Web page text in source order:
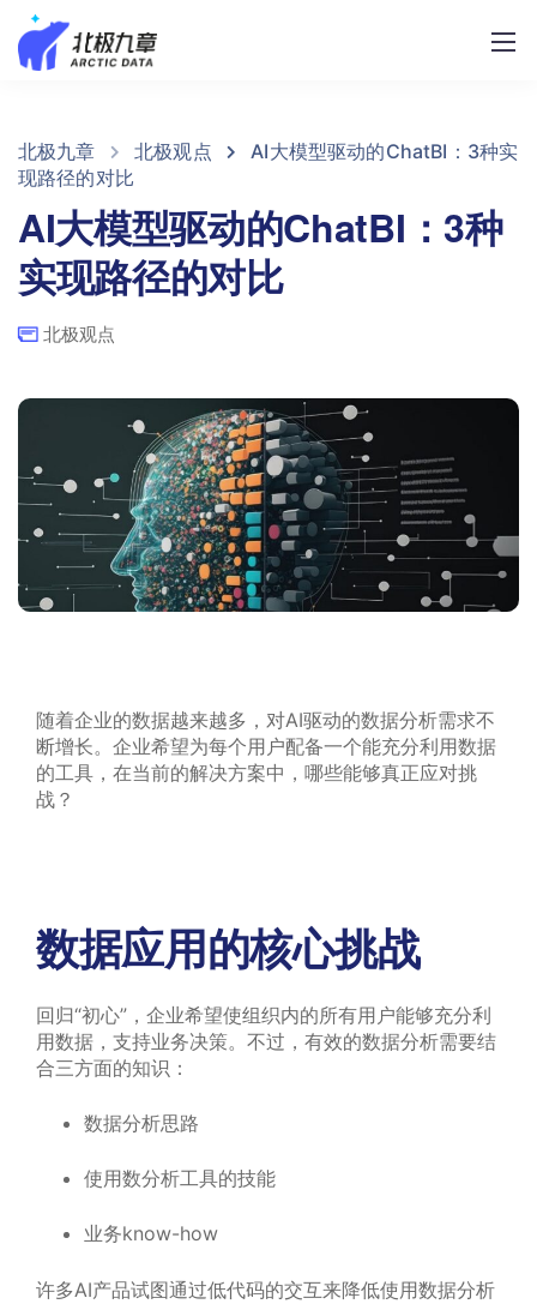
北极九章 北极观点
AI大模型驱动的ChatBI：3种实
现路径的对比
AI大模型驱动的ChatBI：3种
实现路径的对比
北极观点
随着企业的数据越来越多，对AI驱动的数据分析需求不
断增长。企业希望为每个用户配备一个能充分利用数据
的工具，在当前的解决方案中，哪些能够真正应对挑
战？
数据应用的核心挑战
回归“初心”，企业希望使组织内的所有用户能够充分利
用数据，支持业务决策。不过，有效的数据分析需要结
合三方面的知识：
数据分析思路
使用数分析工具的技能
业务know-how
许多AI产品试图通过低代码的交互来降低使用数据分析